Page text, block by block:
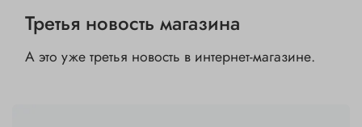
Третья новость магазина
А это уже третья новость в интернет-магазине.